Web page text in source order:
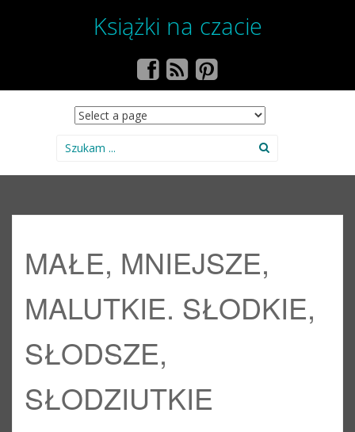
Książki na czacie
SKIP TO CONTENT
Search for:
MAŁE, MNIEJSZE,
MALUTKIE. SŁODKIE,
SŁODSZE,
SŁODZIUTKIE